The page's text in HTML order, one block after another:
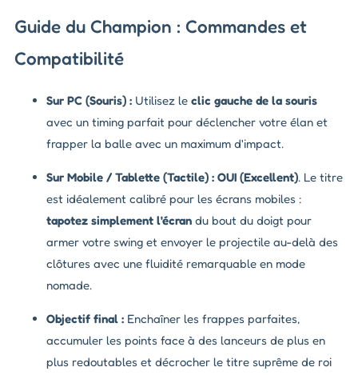
Guide du Champion : Commandes et
Compatibilité
Sur PC (Souris) : Utilisez le clic gauche de la souris
avec un timing parfait pour déclencher votre élan et
frapper la balle avec un maximum d'impact.
Sur Mobile / Tablette (Tactile) : OUI (Excellent). Le titre
est idéalement calibré pour les écrans mobiles :
tapotez simplement l'écran du bout du doigt pour
armer votre swing et envoyer le projectile au-delà des
clôtures avec une fluidité remarquable en mode
nomade.
Objectif final : Enchaîner les frappes parfaites,
accumuler les points face à des lanceurs de plus en
plus redoutables et décrocher le titre suprême de roi